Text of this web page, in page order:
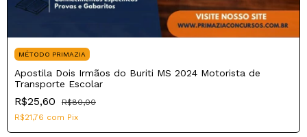
MÉTODO PRIMAZIA
Apostila Dois Irmãos do Buriti MS 2024 Motorista de
Transporte Escolar
R$25,60
R$80,00
R$21,76 com Pix